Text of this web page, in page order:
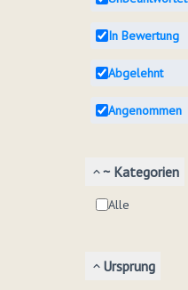
In Bewertung
Abgelehnt
Angenommen
~ Kategorien
Alle
Ursprung